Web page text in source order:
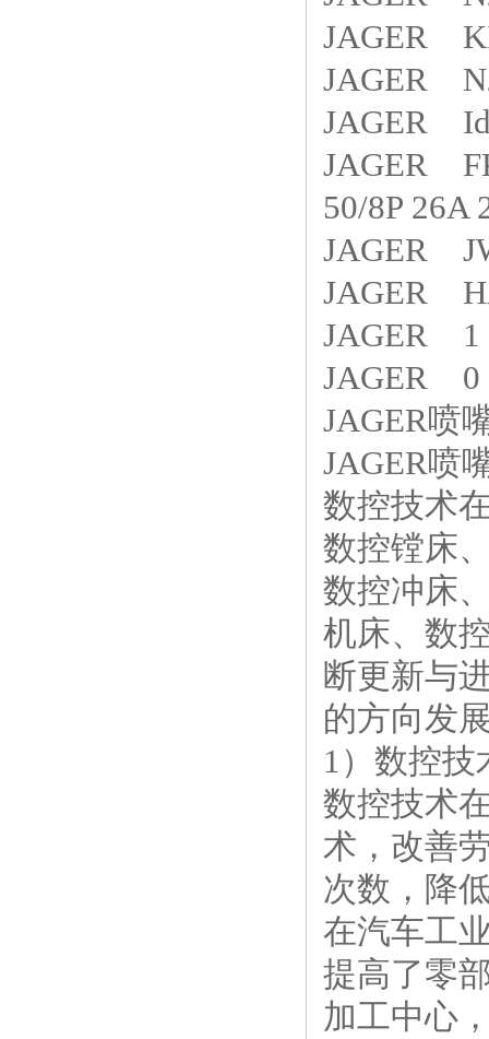
JAGER
JAGER
JAGER
JAGER
50/8P 26A
JAGER
JAGER
JAGER 1
JAGER 0
JAGER喷
JAGER喷
数控技术
数控镗床
数控冲床
机床、数
断更新与
的方向发
1）数控技
数控技术
术，改善
次数，降
在汽车工
提高了零
加工中心